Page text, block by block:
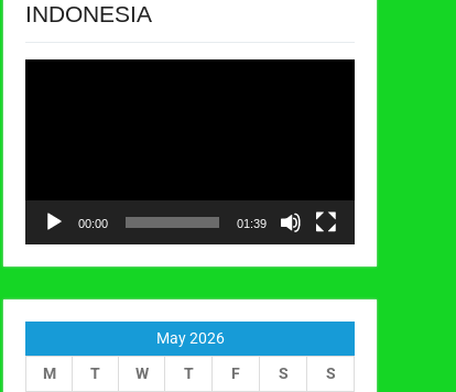
INDONESIA
00:00 01:39
May 2026
M
T W T F S
S